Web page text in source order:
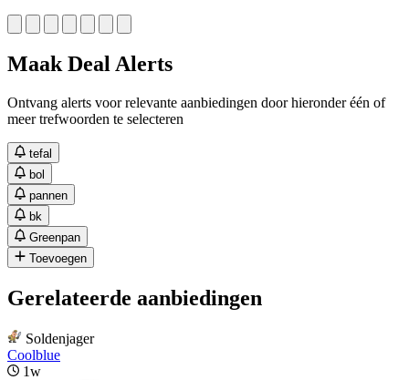
Maak Deal Alerts
Ontvang alerts voor relevante aanbiedingen door hieronder één of
meer trefwoorden te selecteren
tefal
bol
pannen
bk
Greenpan
Toevoegen
Gerelateerde aanbiedingen
Soldenjager
Coolblue
1w